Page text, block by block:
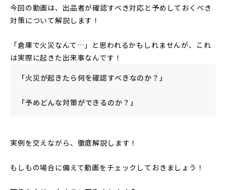
今回の動画は、出品者が確認すべき対応と予めしておくべき
対策について解説します！
「倉庫で火災なんて…」と思われるかもしれませんが、これ
は実際に起きた出来事なんです！
「火災が起きたら何を確認すべきなのか？」
「予めどんな対策ができるのか？」
実例を交えながら、徹底解説します！
もしもの場合に備えて動画をチェックしておきましょう！